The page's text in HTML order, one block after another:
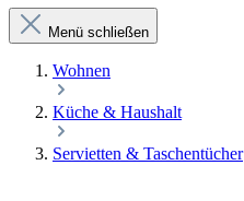
Menü schließen
Wohnen
Küche & Haushalt
Servietten & Taschentücher